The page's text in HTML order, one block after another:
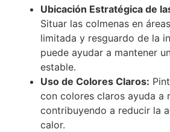
Ubicación Estratégica de
Situar las colmenas en
limitada y resguardo de la
puede ayudar a mantener
estable.
Uso de Colores Claros:
con colores claros ayuda a
contribuyendo a reducir la
calor.